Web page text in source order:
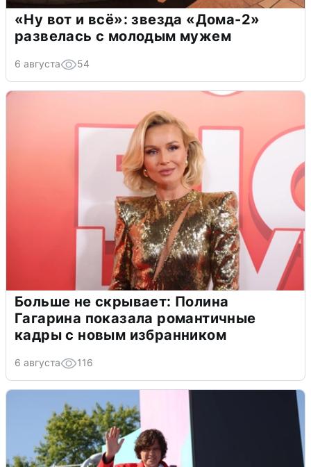
«Ну вот и всё»: звезда «Дома-2»
развелась с молодым мужем
6 августа 54
Больше не скрывает: Полина
Гагарина показала романтичные
кадры с новым избранником
6 августа 116